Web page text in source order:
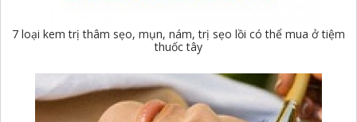
7 loại kem trị thâm sẹo, mụn, nám, trị sẹo lồi có thể mua ở tiệm
thuốc tây